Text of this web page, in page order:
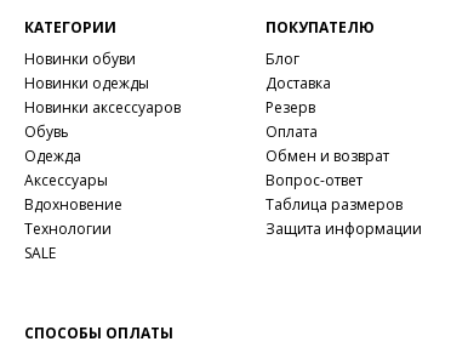
КАТЕГОРИИ
Новинки обуви
Новинки одежды
Новинки аксессуаров
Обувь
Одежда
Аксессуары
Вдохновение
Технологии
SALE
ПОКУПАТЕЛЮ
Блог
Доставка
Резерв
Оплата
Обмен и возврат
Вопрос-ответ
Таблица размеров
Защита информации
СПОСОБЫ ОПЛАТЫ